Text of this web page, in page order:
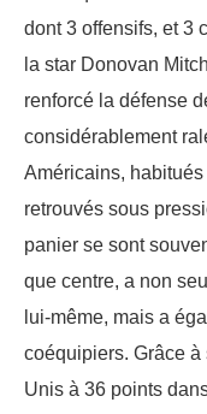
dont 3 offensifs, et 3
la star Donovan
renforcé la défense
considérablement
Américains,
retrouvés sous
panier se sont
que centre, a non
lui-même, mais a
coéquipiers. Grâce
Unis à 36 points